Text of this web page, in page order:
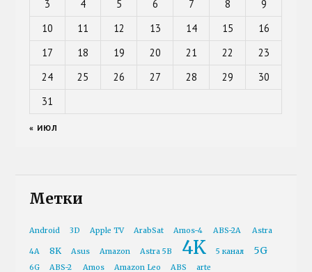
3
4 5 6 7 8
9
10
11 12 13 14 15
16
17
18 19 20 21 22
23
24
25 26 27 28 29
30
31
« ИЮЛ
Метки
Android 3D Apple TV ArabSat Amos-4 ABS-2A Astra
4A 8K Asus Amazon Astra 5B 4K 5 канал 5G
6G ABS-2 Amos Amazon Leo ABS arte